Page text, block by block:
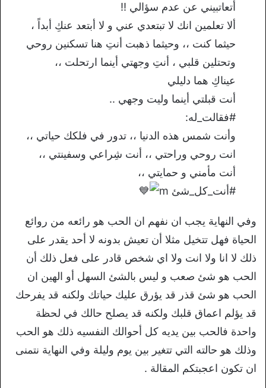
‏أتعاتبيني عن عدم سؤالي !!
ألا تعلمين انك لا تبتعدي عني و لا أبتعد عنكِ أبداً ،
حيثما كنت ،، وحيثما ذهبت أنتِ هنا تسكنين روحي
وتحتلين قلبي ، أنتِ وجهتي أينما ارتحلت ،،
عيناكِ هما دليلي
أنت قبلتي أينما وليت وجهي ..
#فقالت_له:
وأنت شمس هذه الدنيا ،، تدور في فلكك حياتي ،،
انت روحي وراحتي ،، أنت شِراعي وسفينتي ،،
أنت مأمني و حمايتي ،،
#أنت_كل_شئ m
وفي النهاية يجب ان نفهم ان الحب هو رائعه من روائع
الحياة فهل تتخيل مثلا أن تعيش بدونه لا أحد يقدر على
ذلك لا انا ولا انت ولا اي شخص قادر على فعل ذلك أن
الحب هو شئ صعب و ليس بالشئ السهل أو الهين ان
الحب هو شئ قذر قد يؤرق عليك حياتك ولكنه قد يفرحك
قد يؤلم اعماق قلبك ولكنه قد يصلح حالك في لحظة
واحدة فالحب بين يديه كل أحوالك النفسيه ذلك هو الحب
وذلك هو حالته التي تتغير بين يوم وليلة وفي النهاية نتمنى
ان تكون اعجبتكم المقالة .